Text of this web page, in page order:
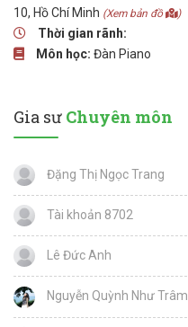
10, Hồ Chí Minh (Xem bản đồ )
Thời gian rãnh:
Môn học: Đàn Piano
Gia sư Chuyên môn
Đặng Thị Ngọc Trang
Tài khoản 8702
Lê Đức Anh
Nguyễn Quỳnh Như Trâm